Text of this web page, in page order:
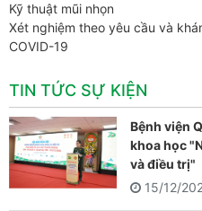
Kỹ thuật mũi nhọn
Xét nghiệm theo yêu cầu và
COVID-19
TIN TỨC SỰ KIỆN
Bệnh viện
khoa học
và điều trị"
15/12/